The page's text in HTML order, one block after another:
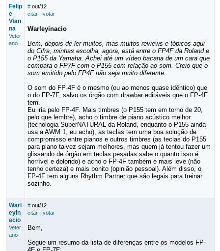
Felip
e
Vian
na
Veter
ano
# out/12
citar· votar
Warleyinacio
Bem, depois de ler muitos, mas muitos reviews e tópicos aqui
do Cifra, minhas escolha, agora, está entre o FP4F da Roland e
o P155 da Yamaha. Achei até um vídeo bacana de um cara que
compara o FP7F com o P155 com relação ao som. Creio que o
som emitido pelo FP4F não seja muito diferente.
O som do FP-4F é o mesmo (ou ao menos quase idêntico) que
o do FP-7F, salvo os órgão com drawbar editáveis que o FP-4F
tem.
Eu iria pelo FP-4F. Mais timbres (o P155 tem em torno de 20,
pelo que lembre), acho o timbre de piano acústico melhor
(tecnologia SuperNATURAL da Roland, enquanto o P155 ainda
usa a AWM 1, eu acho), as teclas tem uma boa solução de
compromisso entre pianos e outros timbres (as teclas do P155
para piano talvez sejam melhores, mas quem já tentou fazer um
glissando de órgão em teclas pesadas sabe o quanto isso é
horrível e dolorido) e acho o FP-4F também é mais leve (não
tenho certeza) e mais bonito (opinião pessoal). Além disso, o
FP-4F tem alguns Rhythm Partner que são legais para treinar
sozinho.
Warl
eyin
acio
Veter
ano
# out/12
citar· votar
Bem,
Segue um resumo da lista de diferenças entre os modelos FP-